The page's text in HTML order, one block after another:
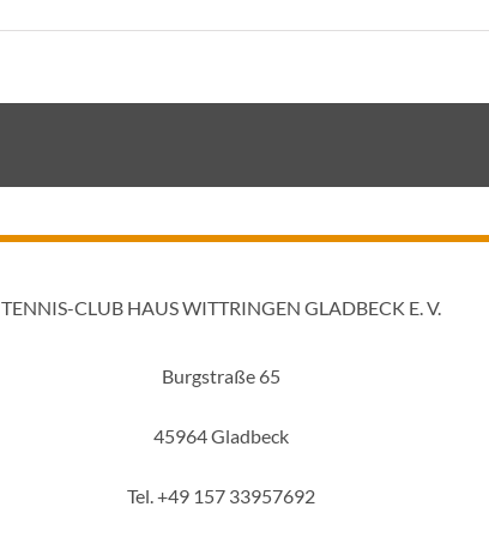
TENNIS-CLUB HAUS WITTRINGEN GLADBECK E. V.
Burgstraße 65
45964 Gladbeck
Tel. +49 157 33957692